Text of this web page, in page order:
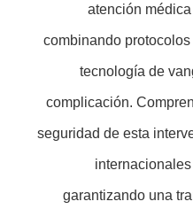
atención
combinando
tecnología de
complicación.
seguridad de esta
garantizando una